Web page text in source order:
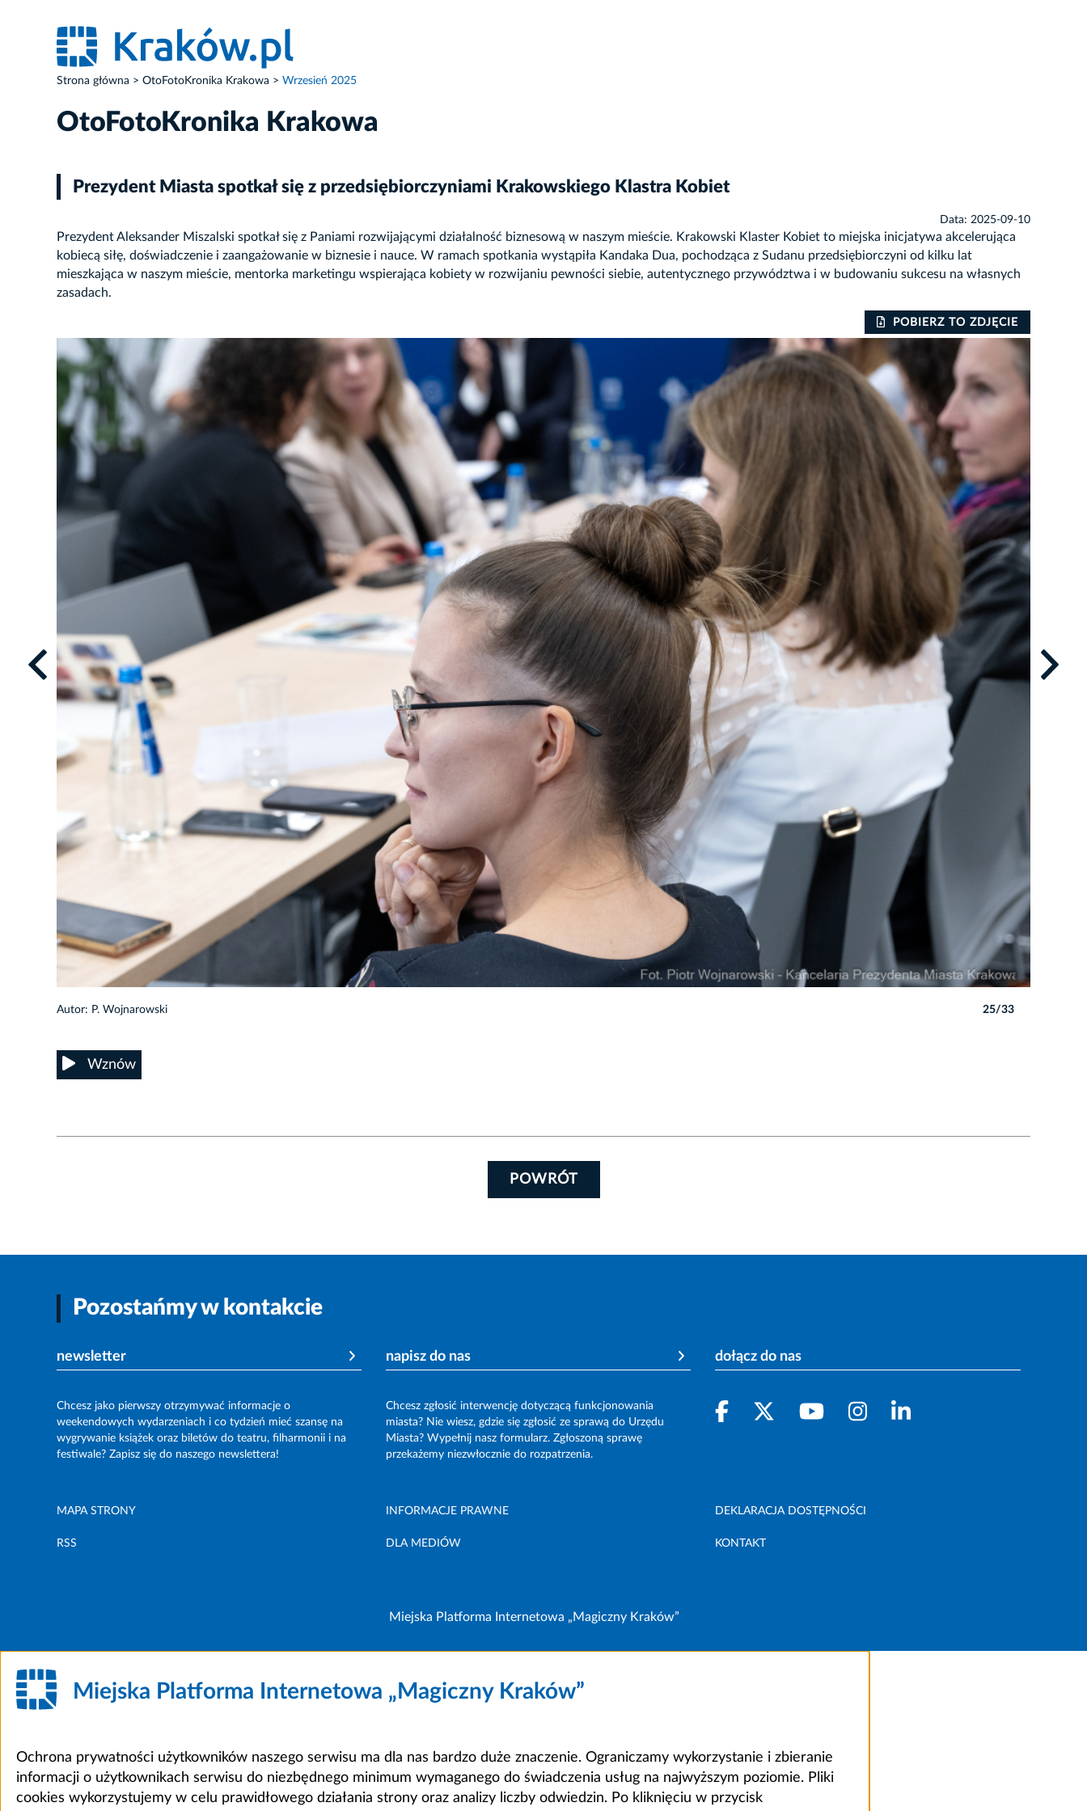
Strona główna OtoFotoKronika Krakowa Wrzesień 2025
OtoFotoKronika Krakowa
Prezydent Miasta spotkał się z przedsiębiorczyniami Krakowskiego Klastra Kobiet
Data: 2025-09-10
Prezydent Aleksander Miszalski spotkał się z Paniami rozwijającymi działalność biznesową w naszym mieście. Krakowski Klaster Kobiet to miejska inicjatywa akcelerująca
kobiecą siłę, doświadczenie i zaangażowanie w biznesie i nauce. W ramach spotkania wystąpiła Kandaka Dua, pochodząca z Sudanu przedsiębiorczyni od kilku lat
mieszkająca w naszym mieście, mentorka marketingu wspierająca kobiety w rozwijaniu pewności siebie, autentycznego przywództwa i w budowaniu sukcesu na własnych
zasadach.
POBIERZ TO ZDJĘCIE
Autor: P. Wojnarowski 25/33
Wznów
POWRÓT
Pozostańmy w kontakcie
newsletter
Chcesz jako pierwszy otrzymywać informacje o
weekendowych wydarzeniach i co tydzień mieć szansę na
wygrywanie książek oraz biletów do teatru, filharmonii i na
festiwale? Zapisz się do naszego newslettera!
napisz do nas
Chcesz zgłosić interwencję dotyczącą funkcjonowania
miasta? Nie wiesz, gdzie się zgłosić ze sprawą do Urzędu
Miasta? Wypełnij nasz formularz. Zgłoszoną sprawę
przekażemy niezwłocznie do rozpatrzenia.
dołącz do nas
MAPA STRONY INFORMACJE PRAWNE DEKLARACJA DOSTĘPNOŚCI
RSS DLA MEDIÓW KONTAKT
Miejska Platforma Internetowa „Magiczny Kraków”
Miejska Platforma Internetowa „Magiczny Kraków”
Ochrona prywatności użytkowników naszego serwisu ma dla nas bardzo duże znaczenie. Ograniczamy wykorzystanie i zbieranie
informacji o użytkownikach serwisu do niezbędnego minimum wymaganego do świadczenia usług na najwyższym poziomie. Pliki
cookies wykorzystujemy w celu prawidłowego działania strony oraz analizy liczby odwiedzin. Po kliknięciu w przycisk